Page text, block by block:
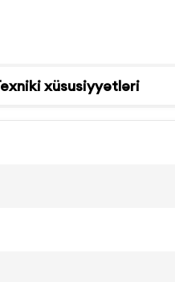
xüsusiyyətləri